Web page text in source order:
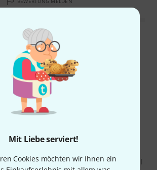
Mit Liebe serviert!
Cookies möchten wir Ihnen ein
kurzlebig
Robin Bro 15.08.2025
das, was sie sollen und sie passen
von InEar.
die Standard-Pads aus Gummi? Das ist
Gummi-Pads meiner Meinung nach viel